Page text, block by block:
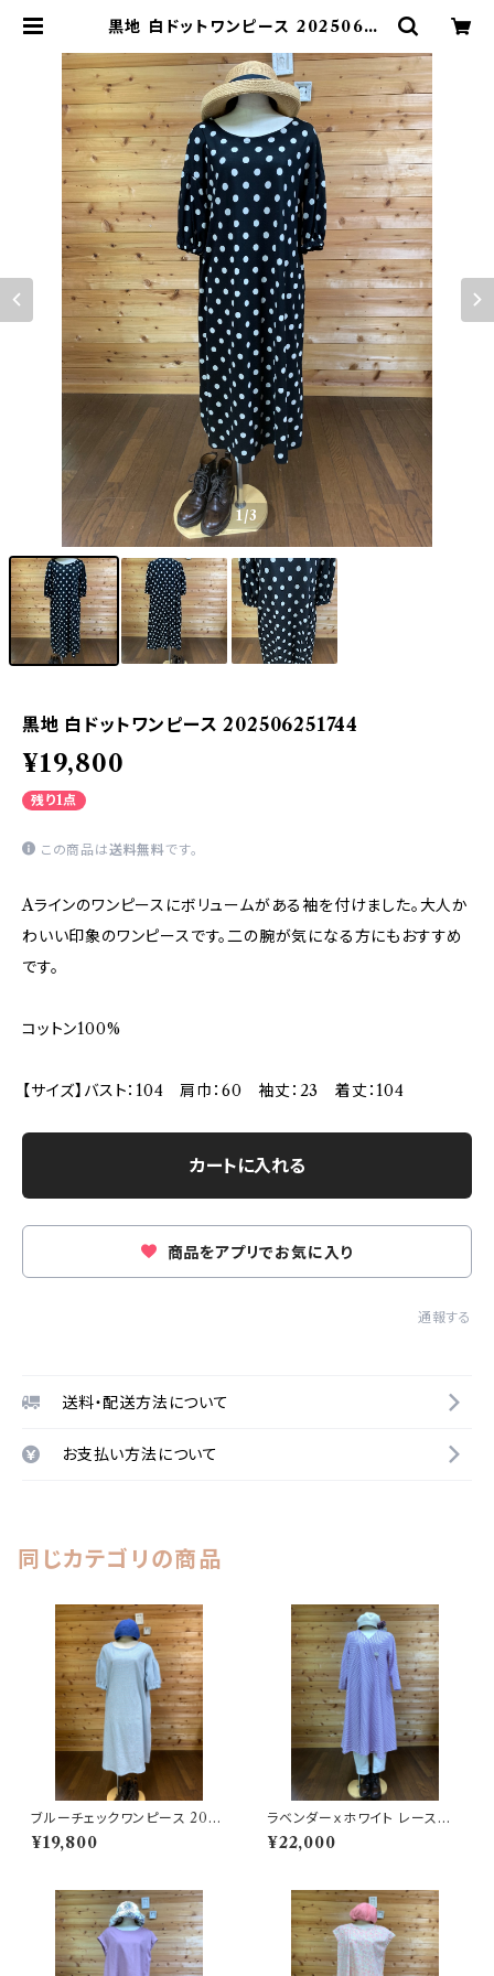
黒地 白ドットワンピース 20250625
プ
1/3
黒地 白ドットワンピース 202506251744
¥19,800
残り1点
この商品は送料無料です。
Aラインのワンピースにボリュームがある袖を付けました。大人か
わいい印象のワンピースです。二の腕が気になる方にもおすすめ
です。
コットン100%
【サイズ】バスト：104 肩巾：60 袖丈：23 着丈：104
カートに入れる
商品をアプリでお気に入り
通報する
送料・配送方法について
お支払い方法について
同じカテゴリの商品
ブルーチェックワンピース 2025
06251746
¥19,800
ラベンダーｘホワイト レースワ
ンピース 202506251731
¥22,000